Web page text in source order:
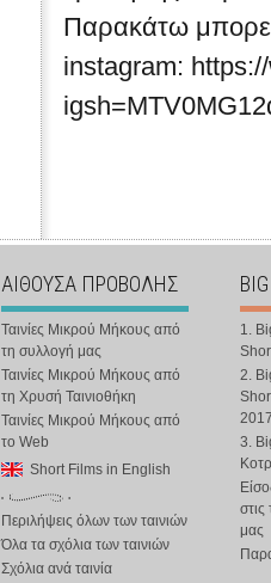
Παρακάτω
instagram:
ΑΙΘΟΥΣΑ ΠΡΟΒΟΛΗΣ
Ταινίες Μικρού Μήκους από
τη συλλογή μας
Ταινίες Μικρού Μήκους από
τη Χρυσή Ταινιοθήκη
Ταινίες Μικρού Μήκους από
το Web
Short Films in English
Περιλήψεις όλων των ταινιών
Όλα τα σχόλια των ταινιών
Σχόλια ανά ταινία
1.
2.
3.
στις
μας